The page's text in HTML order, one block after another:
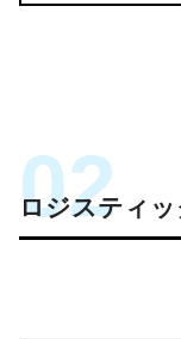
ロジスティ